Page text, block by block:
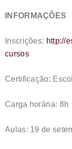
INFORMAÇÕES
Inscrições: http://
cursos
Certificação:
Carga horária: 8h
Aulas: 19 de